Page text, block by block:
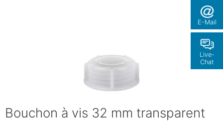
boutique
E-Mail
Live-
Chat
Bouchon à vis 32 mm transparent